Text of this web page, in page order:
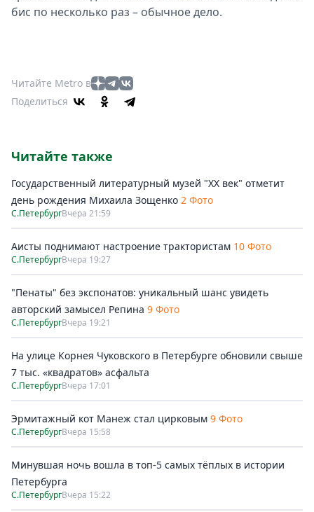
бис по несколько раз – обычное дело.
Читайте Metro в
Поделиться
Читайте также
Государственный литературный музей "ХХ век" отметит
день рождения Михаила Зощенко 2 Фото
С.ПетербургВчера 21:59
Аисты поднимают настроение трактористам 10 Фото
С.ПетербургВчера 19:27
"Пенаты" без экспонатов: уникальный шанс увидеть
авторский замысел Репина 9 Фото
С.ПетербургВчера 19:21
На улице Корнея Чуковского в Петербурге обновили свыше
7 тыс. «квадратов» асфальта
С.ПетербургВчера 17:01
Эрмитажный кот Манеж стал цирковым 9 Фото
С.ПетербургВчера 15:58
Минувшая ночь вошла в топ-5 самых тёплых в истории
Петербурга
С.ПетербургВчера 15:22